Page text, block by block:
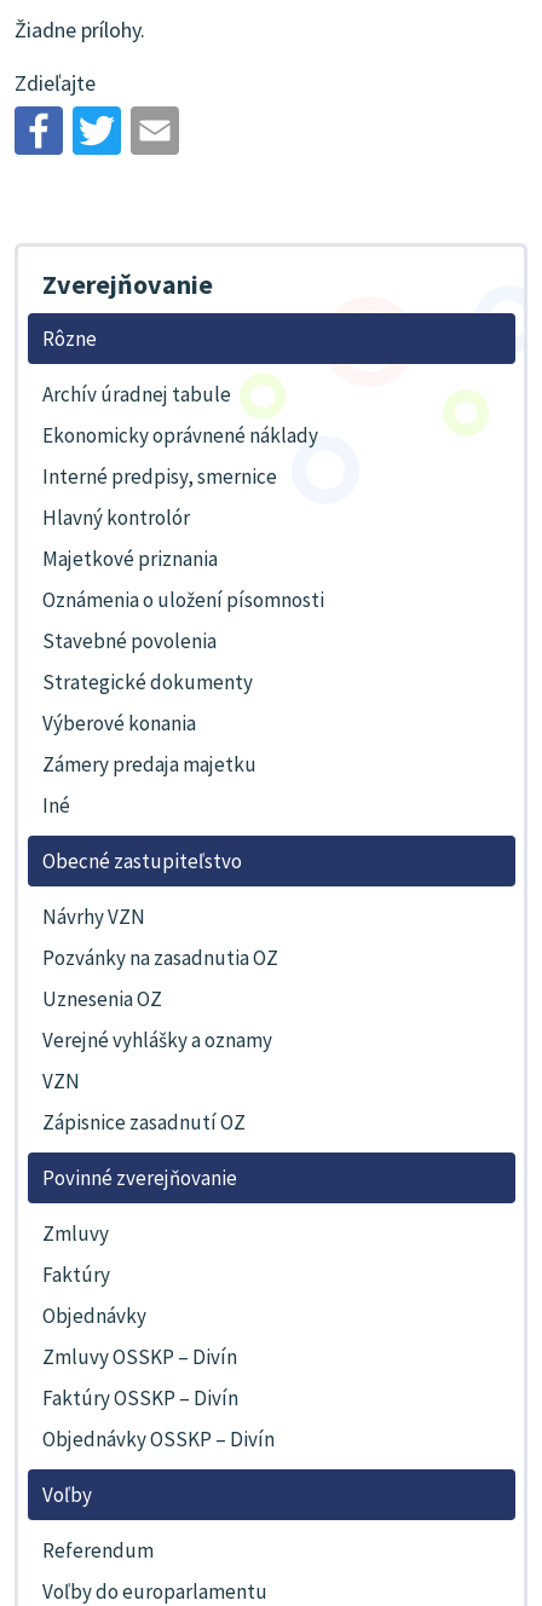
Žiadne prílohy.
Zdieľajte
Zverejňovanie
Rôzne
Archív úradnej tabule
Ekonomicky oprávnené náklady
Interné predpisy, smernice
Hlavný kontrolór
Majetkové priznania
Oznámenia o uložení písomnosti
Stavebné povolenia
Strategické dokumenty
Výberové konania
Zámery predaja majetku
Iné
Obecné zastupiteľstvo
Návrhy VZN
Pozvánky na zasadnutia OZ
Uznesenia OZ
Verejné vyhlášky a oznamy
VZN
Zápisnice zasadnutí OZ
Povinné zverejňovanie
Zmluvy
Faktúry
Objednávky
Zmluvy OSSKP – Divín
Faktúry OSSKP – Divín
Objednávky OSSKP – Divín
Voľby
Referendum
Voľby do europarlamentu